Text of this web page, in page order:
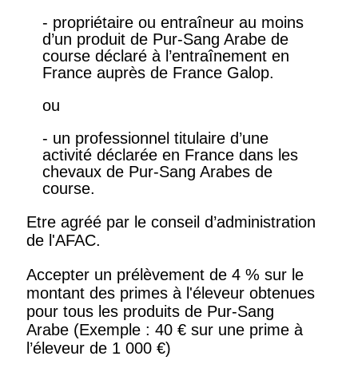
- propriétaire ou entraîneur au moins
d’un produit de Pur-Sang Arabe de
course déclaré à l’entraînement en
France auprès de France Galop.
ou
- un professionnel titulaire d’une
activité déclarée en France dans les
chevaux de Pur-Sang Arabes de
course.
Etre agréé par le conseil d’administration
de l'AFAC.
Accepter un prélèvement de 4 % sur le
montant des primes à l'éleveur obtenues
pour tous les produits de Pur-Sang
Arabe (Exemple : 40 € sur une prime à
l’éleveur de 1 000 €)